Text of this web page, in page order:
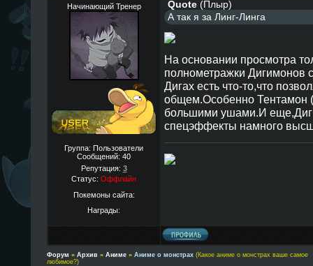
Начинающий Тренер
Группа: Пользователи
Сообщений: 40
Репутация: 3
Статус: Оффлайн
Покемоны сайта:
Награды:
Quote(Плыр)
А так я за Линг-Линга
На основании просмотра
полнометражки Дигимонов
Дигах есть что-то,что
общем.Особенно Тентамон
большими ушами.И
спецэффекты намного
Форум » Архив » Аниме » Аниме о монстрах (Какое аниме о монстрах ваше самое
любимое?)